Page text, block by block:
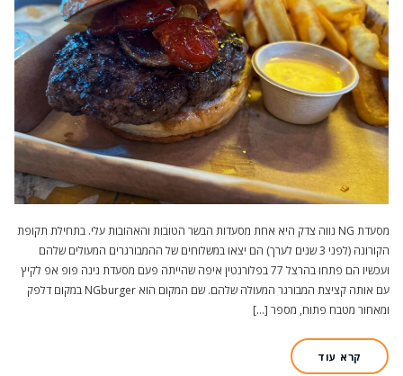
מסעדת NG נווה צדק היא אחת מסעדות הבשר הטובות והאהובות עלי. בתחילת תקופת
הקורונה (לפני 3 שנים לערך) הם יצאו במשלוחים של ההמבורגרים המעולים שלהם
ועכשיו הם פתחו בהרצל 77 בפלורנטין איפה שהייתה פעם מסעדת נינה פופ אפ לקיץ
עם אותה קציצת המבורגר המעולה שלהם. שם המקום הוא NGburger במקום דלפק
ומאחור מטבח פתוח, מספר […]
קרא עוד